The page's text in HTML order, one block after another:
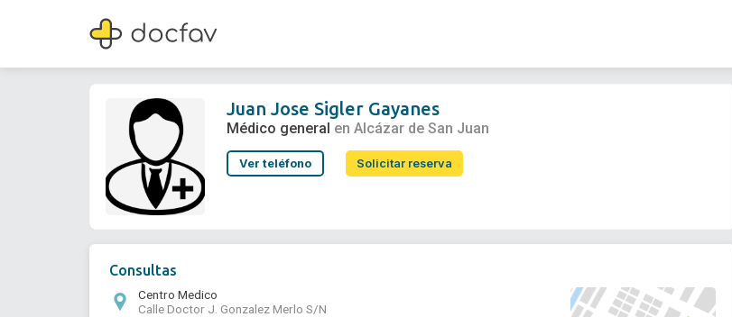
Juan Jose Sigler Gayanes
Médico general
Juan Jose Sigler Gayanes
Médico general en Alcázar de San Juan
Ver teléfono Solicitar reserva
Consultas
Centro Medico
Calle Doctor J. Gonzalez Merlo S/N